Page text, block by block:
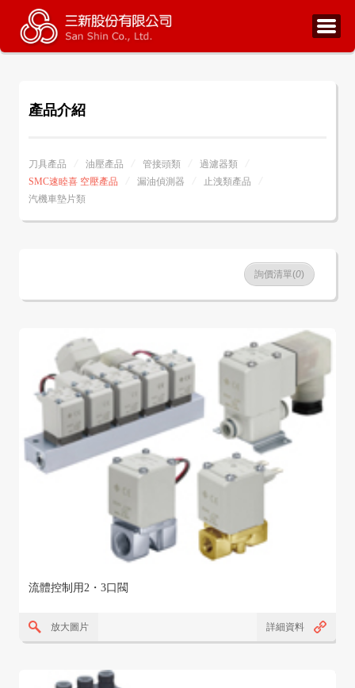
產品介紹
刀具產品 油壓產品 管接頭類
過濾器類
SMC速睦喜 空壓產品
漏油偵測器
止洩類產品
汽機車墊片類
詢價清單(0)
流體控制用2・3口閥
放大圖片 詳細資料